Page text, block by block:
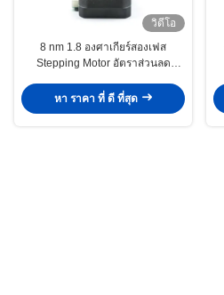
วิดีโอ
8 nm 1.8 องศาเกียร์สองเฟส
Stepping Motor อัตราส่วนลด
หา ราคา ที่ ดี ที่สุด